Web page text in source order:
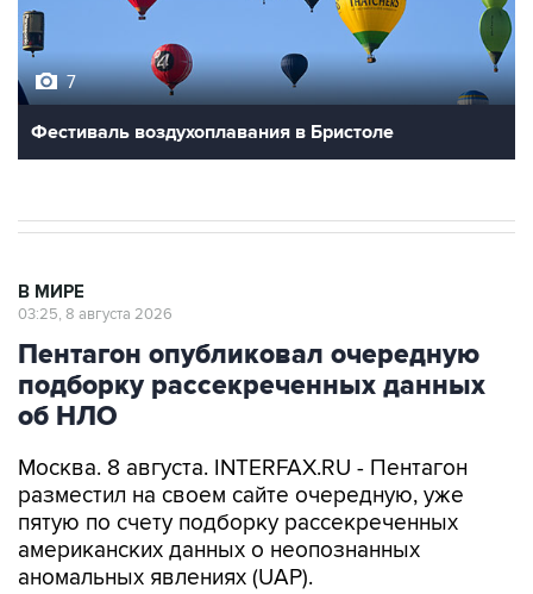
7
Фестиваль воздухоплавания в Бристоле
В МИРЕ
03:25, 8 августа 2026
Пентагон опубликовал очередную
подборку рассекреченных данных
об НЛО
Москва. 8 августа. INTERFAX.RU - Пентагон
разместил на своем сайте очередную, уже
пятую по счету подборку рассекреченных
американских данных о неопознанных
аномальных явлениях (UAP).